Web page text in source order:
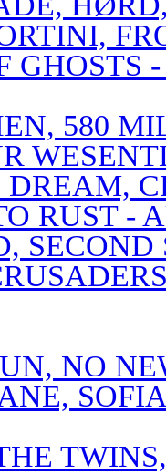
GHOSTS
580
DREAM,
RUST -
NO